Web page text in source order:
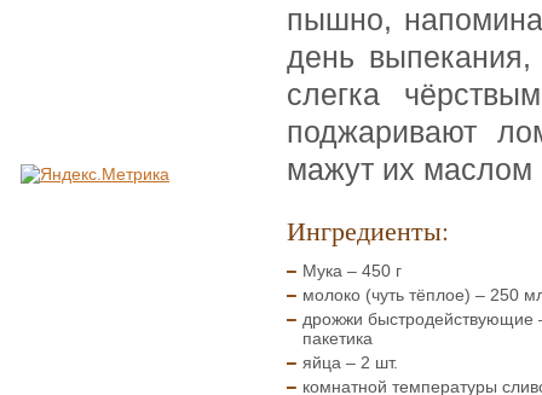
пышно,
день выпекания,
слегка
поджаривают
мажут их
Ингредиенты:
Мука – 450 г
молоко (чуть тёплое) – 250
дрожжи быстродействующие
пакетика
яйца – 2 шт.
комнатной температуры